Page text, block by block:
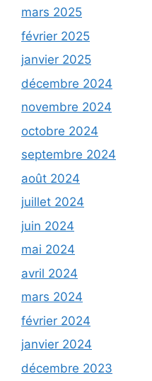
mars 2025
février 2025
janvier 2025
décembre 2024
novembre 2024
octobre 2024
septembre 2024
août 2024
juillet 2024
juin 2024
mai 2024
avril 2024
mars 2024
février 2024
janvier 2024
décembre 2023